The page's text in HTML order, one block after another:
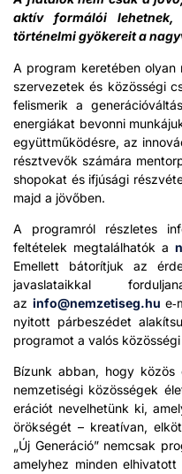
aktív for­málói
történel­mi gyök­ere­it a
A pro­gram keretében olyan
szervezetek és közössé­gi
felis­merik a
energiákat bevon­ni
együttműködésre, az
résztvevők számára
shopokat és ifjúsá­gi
majd a jövőben.
A pro­gram­ról rés­zletes
feltételek meg­talál­hatók a
Emel­lett bátorítjuk az
javaslataikkal
az info@nemzetiseg.hu
nyi­tott párbeszédet
pro­gramot a valós
Bízunk abban, hogy
nemzetisé­gi közösségek
erá­ciót nevel­hetünk ki,
örök­ségét – kreatí­van,
„Új Gen­erá­ció” nem­c­sak
ame­ly­hez min­den